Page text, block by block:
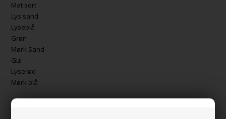
Mat sort
Lys sand
Lyseblå
Grøn
Mørk Sand
Gul
Lyserød
Mørk blå
MADE IN ITALY